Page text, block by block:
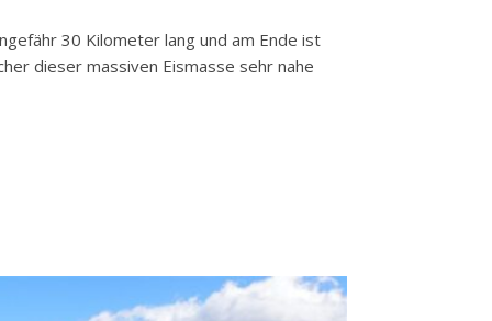
30 Kilometer lang und am Ende ist
dieser massiven Eismasse sehr nahe